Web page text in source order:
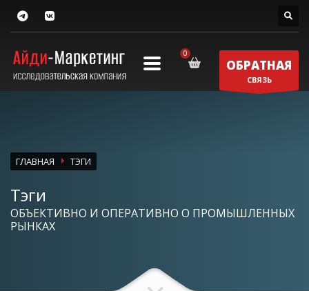
ОБРАТНАЯ
СВЯЗЬ
ГЛАВНАЯ ТЭГИ
Тэги
ОБЪЕКТИВНО И ОПЕРАТИВНО О ПРОМЫШЛЕННЫХ
РЫНКАХ